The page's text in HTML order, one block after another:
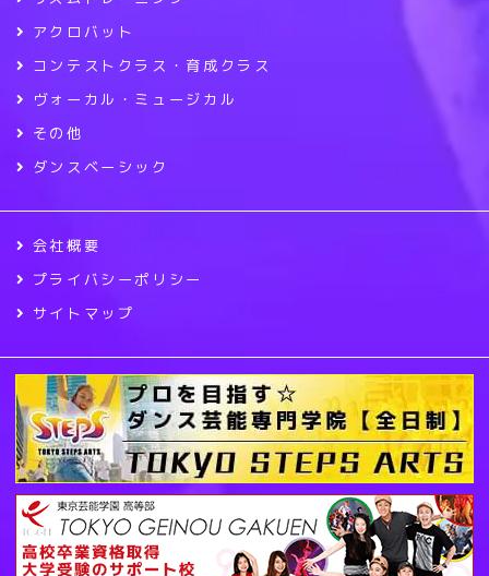
アクロバット
コンテストクラス・育成クラス
ヴォーカル・ミュージカル
その他
ダンスベーシック
会社概要
プライバシーポリシー
サイトマップ